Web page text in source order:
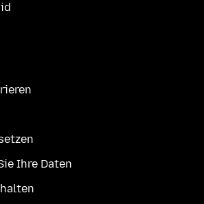
Ihre Daten